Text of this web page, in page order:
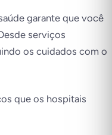
garante que você
serviços
os cuidados com o
que os hospitais